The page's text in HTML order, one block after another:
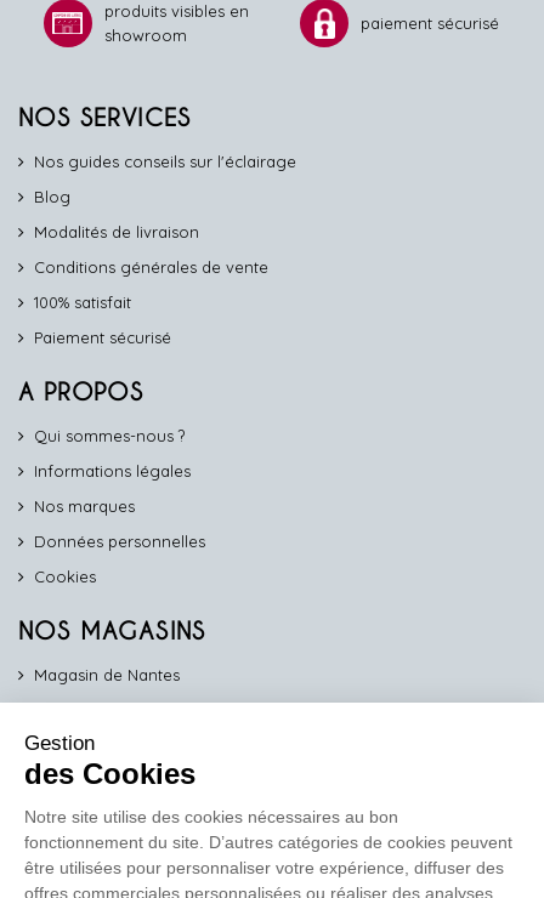
produits visibles en
showroom
paiement sécurisé
NOS SERVICES
Nos guides conseils sur l'éclairage
Blog
Modalités de livraison
Conditions générales de vente
100% satisfait
Paiement sécurisé
A PROPOS
Qui sommes-nous ?
Informations légales
Nos marques
Données personnelles
Cookies
NOS MAGASINS
Magasin de Nantes
Magasin de Vannes
Magasin d'Orléans
COMPTOIR PRO
Gestion
des Cookies
Notre site utilise des cookies nécessaires au bon
fonctionnement du site. D’autres catégories de cookies peuvent
être utilisées pour personnaliser votre expérience, diffuser des
offres commerciales personnalisées ou réaliser des analyses